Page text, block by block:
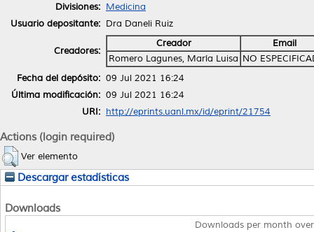
Divisiones: Medicina
Usuario depositante: Dra Daneli Ruiz
Creadores:
Creador
Email
Romero Lagunes, María Luisa NO
Fecha del depósito: 09 Jul 2021 16:24
Última modificación: 09 Jul 2021 16:24
URI: http://eprints.uanl.mx/id/eprint/21754
Actions (login required)
Ver elemento
Descargar estadísticas
Downloads
Downloads per month